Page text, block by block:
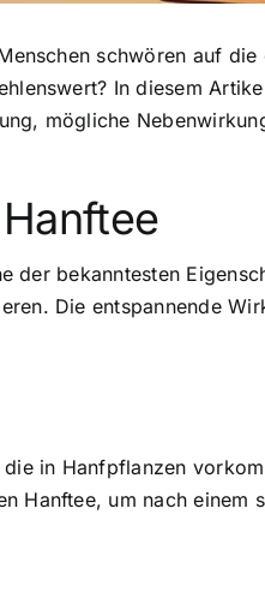
schwören auf
In diesem
mögliche
bekanntesten
Die entspannende
in Hanfpflanzen
Hanftee, um nach einem